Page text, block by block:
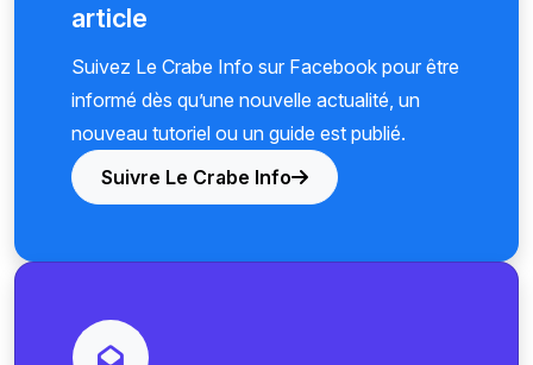
article
Suivez Le Crabe Info sur Facebook pour être
informé dès qu’une nouvelle actualité, un
nouveau tutoriel ou un guide est publié.
Suivre Le Crabe Info